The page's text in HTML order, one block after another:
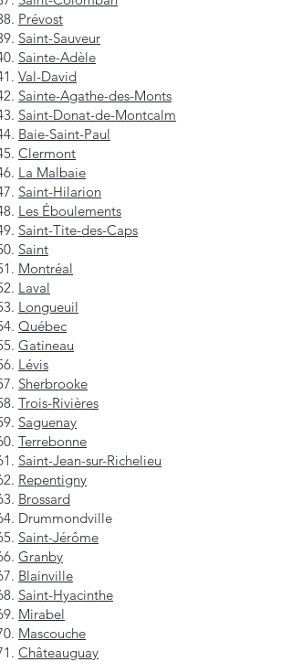
Prévost
Saint-Sauveur
Sainte-Adèle
Val-David
Sainte-Agathe-des-Monts
Saint-Donat-de-Montcalm
Baie-Saint-Paul
Clermont
La Malbaie
Saint-Hilarion
Les Éboulements
Saint-Tite-des-Caps
Saint
Montréal
Laval
Longueuil
Québec
Gatineau
Lévis
Sherbrooke
Trois-Rivières
Saguenay
Terrebonne
Saint-Jean-sur-Richelieu
Repentigny
Brossard
Drummondville
Saint-Jérôme
Granby
Blainville
Saint-Hyacinthe
Mirabel
Mascouche
Châteauguay